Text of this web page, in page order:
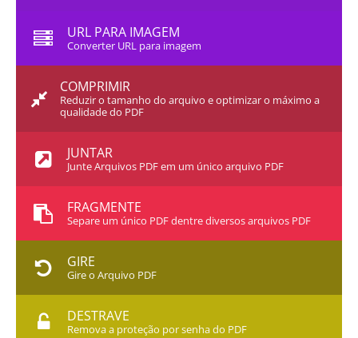
URL PARA IMAGEM
Converter URL para imagem
COMPRIMIR
Reduzir o tamanho do arquivo e optimizar o máximo a
qualidade do PDF
JUNTAR
Junte Arquivos PDF em um único arquivo PDF
FRAGMENTE
Separe um único PDF dentre diversos arquivos PDF
GIRE
Gire o Arquivo PDF
DESTRAVE
Remova a proteção por senha do PDF